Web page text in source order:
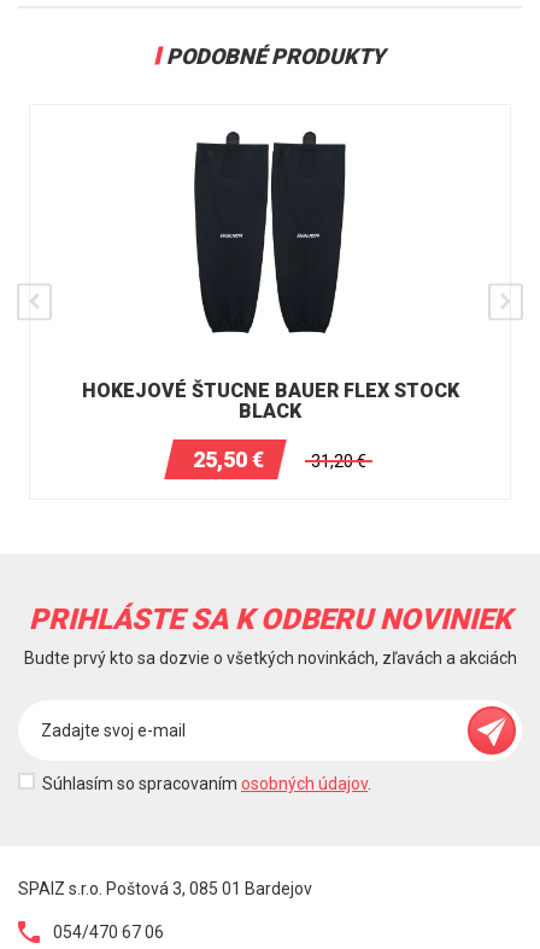
PODOBNÉ PRODUKTY
HOKEJOVÉ ŠTUCNE BAUER FLEX STOCK
BLACK
25,50€ 31,20€
PRIHLÁSTE SA K ODBERU NOVINIEK
Budte prvý kto sa dozvie o všetkých novinkách, zľavách a akciách
Súhlasím so spracovaním osobných údajov.
SPAIZ s.r.o. Poštová 3, 085 01 Bardejov
054/470 67 06